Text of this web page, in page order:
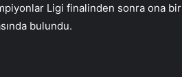
Ligi finalinden sonra ona bir
bulundu.